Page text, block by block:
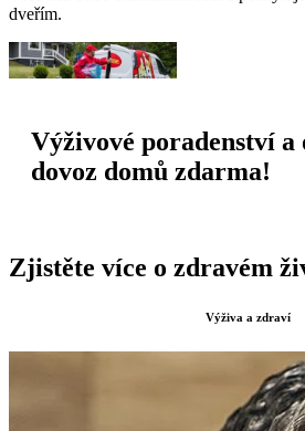
dveřím.
Výživové poradenství a
dovoz domů zdarma!
Zjistěte více o zdravém
Výživa a zdraví